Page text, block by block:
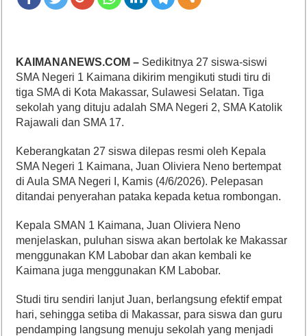
KAIMANANEWS.COM – Sedikitnya 27 siswa-siswi
SMA Negeri 1 Kaimana dikirim mengikuti studi tiru di
tiga SMA di Kota Makassar, Sulawesi Selatan. Tiga
sekolah yang dituju adalah SMA Negeri 2, SMA Katolik
Rajawali dan SMA 17.
Keberangkatan 27 siswa dilepas resmi oleh Kepala
SMA Negeri 1 Kaimana, Juan Oliviera Neno bertempat
di Aula SMA Negeri I, Kamis (4/6/2026). Pelepasan
ditandai penyerahan pataka kepada ketua rombongan.
Kepala SMAN 1 Kaimana, Juan Oliviera Neno
menjelaskan, puluhan siswa akan bertolak ke Makassar
menggunakan KM Labobar dan akan kembali ke
Kaimana juga menggunakan KM Labobar.
Studi tiru sendiri lanjut Juan, berlangsung efektif empat
hari, sehingga setiba di Makassar, para siswa dan guru
pendamping langsung menuju sekolah yang menjadi